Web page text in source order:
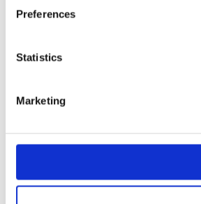
Preferences
Statistics
Marketing
PLANÉRSKOVL